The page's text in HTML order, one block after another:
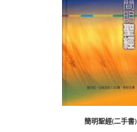
簡明聖經(二手書)